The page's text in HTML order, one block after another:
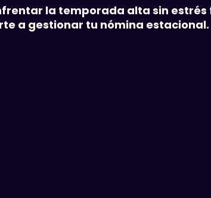
la temporada alta sin estrés
a gestionar tu nómina estacional.